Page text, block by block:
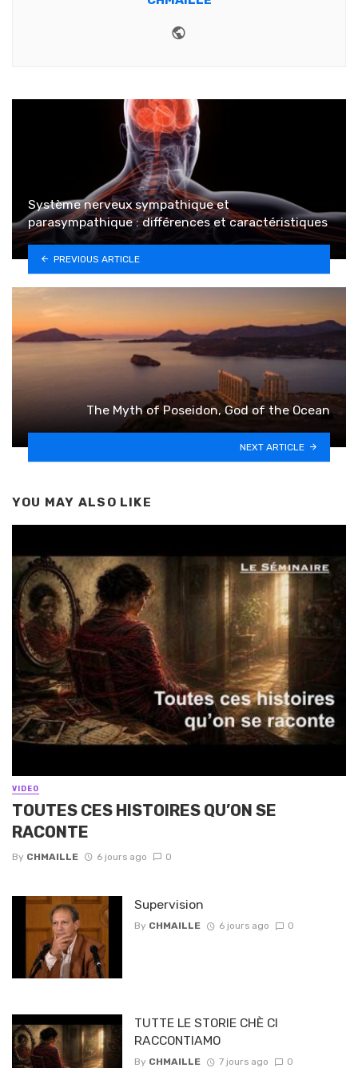
Système nerveux sympathique et
parasympathique : différences et caractéristiques
PREVIOUS ARTICLE
The Myth of Poseidon, God of the Ocean
NEXT ARTICLE
YOU MAY ALSO LIKE
VIDEO
TOUTES CES HISTOIRES QU’ON SE
RACONTE
By CHMAILLE 6 jours ago 0
Supervision
By CHMAILLE 6 jours ago 0
TUTTE LE STORIE CHÈ CI
RACCONTIAMO
By CHMAILLE 7 jours ago 0